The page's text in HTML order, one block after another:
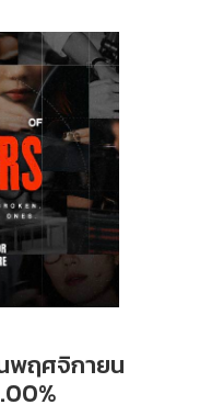
พฤศจิกายน